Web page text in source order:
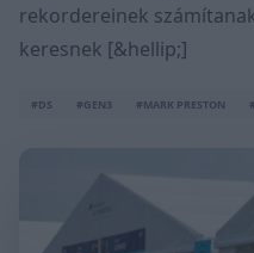
rekordereinek
keresnek [&hellip;]
#DS #GEN3 #MARK PRESTON